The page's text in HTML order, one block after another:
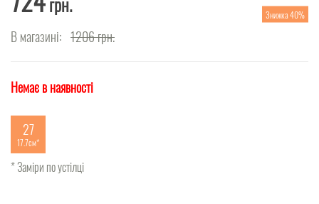
В магазині: 1206грн.
Знижка 40%
Немає в наявності
27
17.7см
* Заміри по устілці